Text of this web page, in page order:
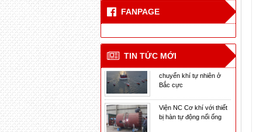
FANPAGE
TIN TỨC MỚI
Công nghệ hàn laser
CN hàn mới cho tàu vận
chuyển khí tự nhiên ở
Bắc cực
bị hàn tự động nối ống